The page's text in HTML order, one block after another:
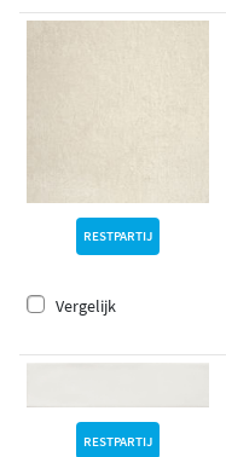
RESTPARTIJ
Vergelijk
RESTPARTIJ